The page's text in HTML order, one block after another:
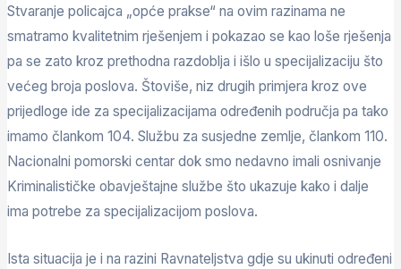
Stvaranje policajca „opće prakse“ na ovim razinama ne
smatramo kvalitetnim rješenjem i pokazao se kao loše rješenja
pa se zato kroz prethodna razdoblja i išlo u specijalizaciju što
većeg broja poslova. Štoviše, niz drugih primjera kroz ove
prijedloge ide za specijalizacijama određenih područja pa tako
imamo člankom 104. Službu za susjedne zemlje, člankom 110.
Nacionalni pomorski centar dok smo nedavno imali osnivanje
Kriminalističke obavještajne službe što ukazuje kako i dalje
ima potrebe za specijalizacijom poslova.
Ista situacija je i na razini Ravnateljstva gdje su ukinuti određeni